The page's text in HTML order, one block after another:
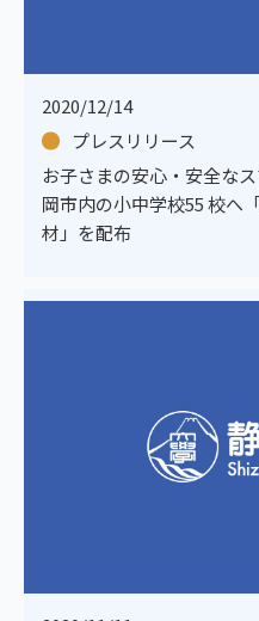
2020/12/14
プレスリリース
お子さまの安心・安全な
岡市内の小中学校55 校へ
材」を配布